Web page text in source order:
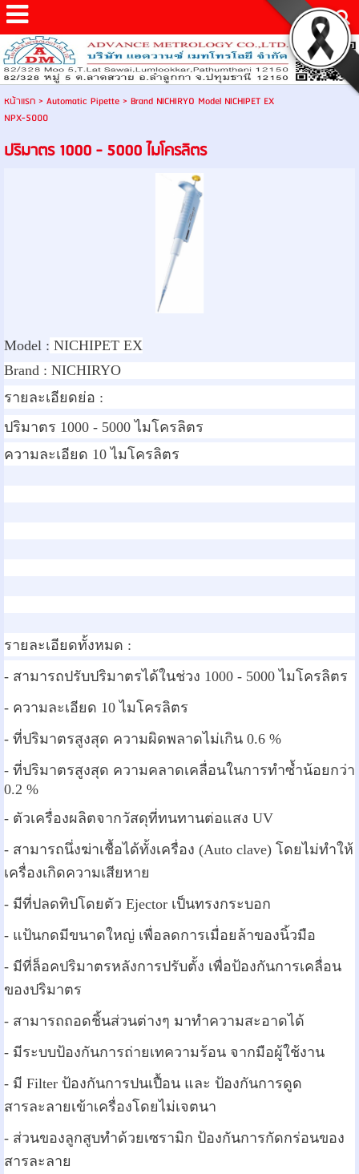
หน้าแรก> Automatic Pipette> Brand NICHIRYO Model NICHIPET EX
NPX-5000
ปริมาตร 1000 - 5000 ไมโครลิตร
Model : NICHIPET EX
Brand : NICHIRYO
รายละเอียดย่อ :
ปริมาตร 1000 - 5000 ไมโครลิตร
ความละเอียด 10 ไมโครลิตร
รายละเอียดทั้งหมด :
- สามารถปรับปริมาตรได้ในช่วง 1000 - 5000 ไมโครลิตร
- ความละเอียด 10 ไมโครลิตร
- ที่ปริมาตรสูงสุด ความผิดพลาดไม่เกิน 0.6 %
- ที่ปริมาตรสูงสุด ความคลาดเคลื่อนในการทำซ้ำน้อยกว่า
0.2 %
- ตัวเครื่องผลิตจากวัสดุที่ทนทานต่อแสง UV
- สามารถนึ่งฆ่าเชื้อได้ทั้งเครื่อง (Auto clave) โดยไม่ทำให้
เครื่องเกิดความเสียหาย
- มีที่ปลดทิปโดยตัว Ejector เป็นทรงกระบอก
- แป้นกดมีขนาดใหญ่ เพื่อลดการเมื่อยล้าของนิ้วมือ
- มีที่ล็อคปริมาตรหลังการปรับตั้ง เพื่อป้องกันการเคลื่อน
ของปริมาตร
- สามารถถอดชิ้นส่วนต่างๆ มาทำความสะอาดได้
- มีระบบป้องกันการถ่ายเทความร้อน จากมือผู้ใช้งาน
- มี Filter ป้องกันการปนเปื้อน และ ป้องกันการดูด
สารละลายเข้าเครื่องโดยไม่เจตนา
- ส่วนของลูกสูบทำด้วยเซรามิก ป้องกันการกัดกร่อนของ
สารละลาย